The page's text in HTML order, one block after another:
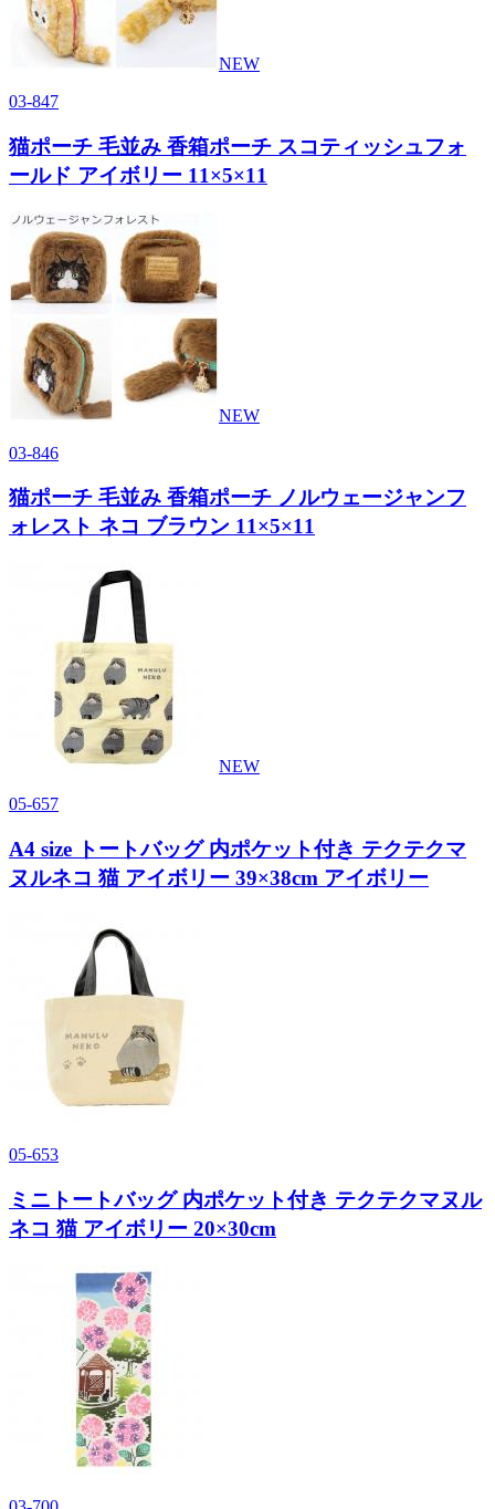
NEW
03-847
猫ポーチ 毛並み 香箱ポーチ スコティッシュフォ
ールド アイボリー 11×5×11
NEW
03-846
猫ポーチ 毛並み 香箱ポーチ ノルウェージャンフ
ォレスト ネコ ブラウン 11×5×11
NEW
05-657
A4 size トートバッグ 内ポケット付き テクテクマ
ヌルネコ 猫 アイボリー 39×38cm アイボリー
05-653
ミニトートバッグ 内ポケット付き テクテクマヌル
ネコ 猫 アイボリー 20×30cm